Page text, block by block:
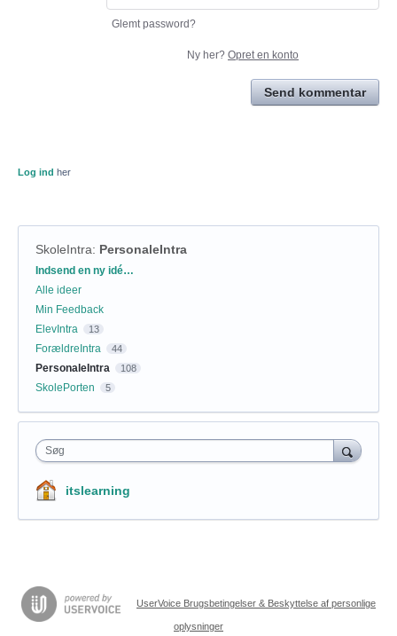
Glemt password?
Ny her? Opret en konto
Send kommentar
Log ind her
SkoleIntra: PersonaleIntra
Kategorier
Indsend en ny idé…
Alle ideer
Min Feedback
ElevIntra
13
ForældreIntra 44
PersonaleIntra 108
SkolePorten 5
Søg
itslearning
UserVoice Brugsbetingelser & Beskyttelse af personlige
oplysninger